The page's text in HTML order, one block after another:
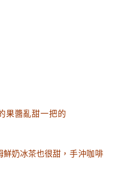
果醬亂甜一把的
鮮奶冰茶也很甜 ，手沖咖啡